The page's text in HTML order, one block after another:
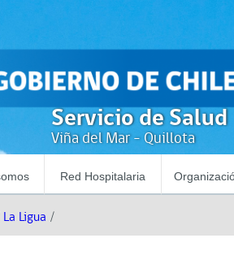
Servicio de Salud
Viña del Mar - Quillota
Red Hospitalaria
La Ligua /